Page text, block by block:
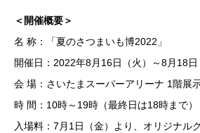
＜開催概要＞
名 称：「夏のさつまいも博2022」
開催日：2022年8月16日（火）～8月18日
会 場：さいたまスーパーアリーナ 1階展
時 間：10時～19時（最終日は18時まで）
入場料：7月1日（金）より、オリジナル